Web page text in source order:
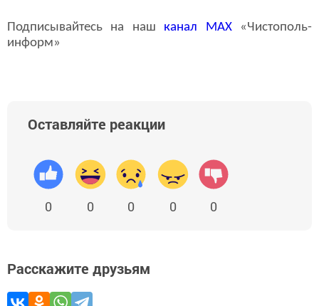
Подписывайтесь на наш канал MAX«Чистополь-
информ»
Оставляйте реакции
0 0 0 0 0
Расскажите друзьям